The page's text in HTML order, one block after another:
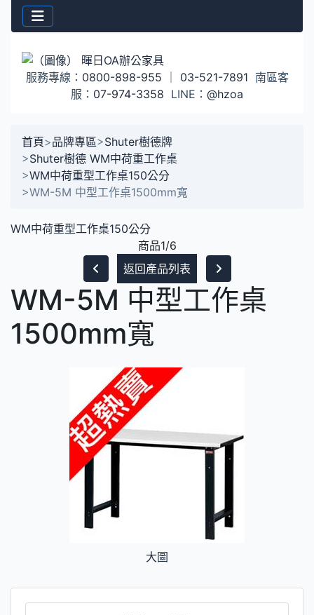
服務專線： 0800-898-955 03-521-7891 南區客
服： 07-974-3358 LINE： @hzoa
首頁>品牌專區>Shuter樹德牌
>Shuter樹德 WM中荷重工作桌
>WM中荷重型工作桌150公分
>WM-5M 中型工作桌1500mm寬
WM中荷重型工作桌150公分
商品1/6
返回產品列表
WM-5M 中型工作桌
1500mm寬
大圖